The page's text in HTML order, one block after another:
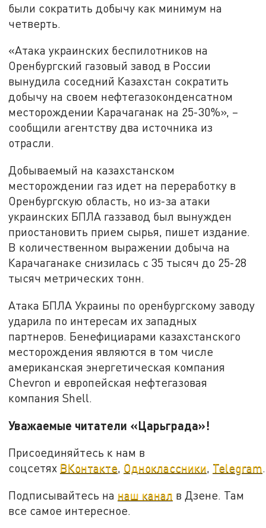
были сократить добычу как минимум на
четверть.
«Атака украинских беспилотников на
Оренбургский газовый завод в России
вынудила соседний Казахстан сократить
добычу на своем нефтегазоконденсатном
месторождении Карачаганак на 25-30%», –
сообщили агентству два источника из
отрасли.
Добываемый на казахстанском
месторождении газ идет на переработку в
Оренбургскую область, но из-за атаки
украинских БПЛА газзавод был вынужден
приостановить прием сырья, пишет издание.
В количественном выражении добыча на
Карачаганаке снизилась с 35 тысяч до 25-28
тысяч метрических тонн.
Атака БПЛА Украины по оренбургскому заводу
ударила по интересам их западных
партнеров. Бенефициарами казахстанского
месторождения являются в том числе
американская энергетическая компания
Chevron и европейская нефтегазовая
компания Shell.
Уважаемые читатели «Царьграда»!
Присоединяйтесь к нам в
соцсетях ВКонтакте, Одноклассники, Telegram.
Подписывайтесь на наш канал в Дзене. Там
все самое интересное.